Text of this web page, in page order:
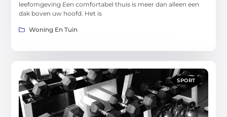
leefomgeving Een comfortabel thuis is meer dan alleen een
dak boven uw hoofd. Het is
Woning En Tuin
SPORT